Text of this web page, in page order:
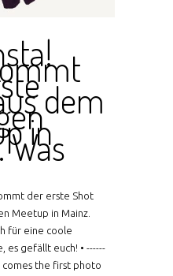
dem
in
Was
der erste Shot
Meetup in Mainz.
für eine coole
es gefällt euch! • ------
comes the first photo